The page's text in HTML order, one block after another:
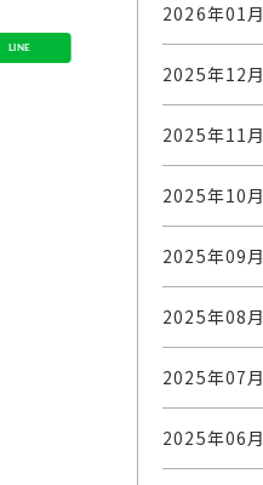
2026年01月
2025年12月
2025年11月
2025年10月
2025年09月
2025年08月
2025年07月
2025年06月